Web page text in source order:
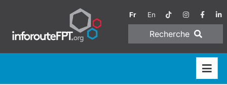
Fr En
Recherche